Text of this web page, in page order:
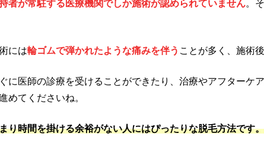
者が常駐する医療機関でしか施術が認められていません。
には輪ゴムで弾かれたような痛みを伴う ことが多く、施術
に医師の診療を受けることができたり、治療やアフターケ
めてくださいね。
り時間を掛ける余裕がない人にはぴったりな脱毛方法です。